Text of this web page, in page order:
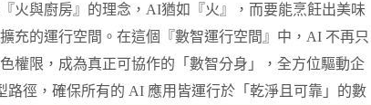
火與廚房』的理念， AI猶如『火』，而要能烹飪出美味
充的運行空間。在這個『數智運行空間』中，AI 不再只
權限，成為真正可協作的「數智分身」，全方位驅動企
路徑，確保所有的 AI 應用皆運行於 「 乾淨且可靠 」 的數